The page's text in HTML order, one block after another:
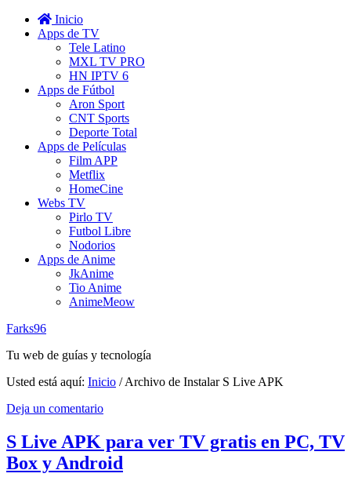
Inicio
Apps de TV
Tele Latino
MXL TV PRO
HN IPTV 6
Apps de Fútbol
Aron Sport
CNT Sports
Deporte Total
Apps de Películas
Film APP
Metflix
HomeCine
Webs TV
Pirlo TV
Futbol Libre
Nodorios
Apps de Anime
JkAnime
Tio Anime
AnimeMeow
Farks96
Tu web de guías y tecnología
Usted está aquí: Inicio /Archivo de Instalar S Live APK
Deja un comentario
S Live APK para ver TV gratis en PC, TV
Box y Android